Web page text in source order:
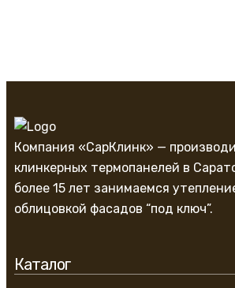
Компания «СарКлинк» —
клинкерных термопанелей в
более 15 лет занимаемся
облицовкой фасадов “под ключ”.
Каталог